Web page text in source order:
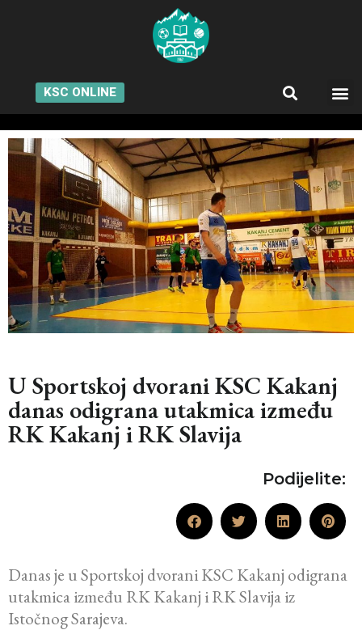
KSC ONLINE
U Sportskoj dvorani KSC Kakanj
danas odigrana utakmica između
RK Kakanj i RK Slavija
Podijelite:
Danas je u Sportskoj dvorani KSC Kakanj odigrana
utakmica između RK Kakanj i RK Slavija iz
Istočnog Sarajeva.